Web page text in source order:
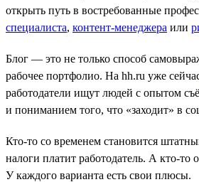
открыть путь в востребованные
специалиста, контент-менеджера или
Блог — это не только способ
рабочее портфолио. На hh.ru уже
работодатели ищут людей с опытом
и пониманием того, что «заходит» в
Кто-то со временем становится
налоги платит работодатель. А кто-то
У каждого варианта есть свои плюсы.